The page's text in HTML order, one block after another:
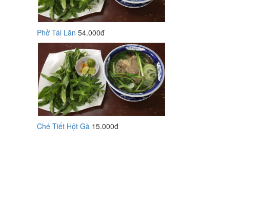
Phở Tái Lăn 54.000đ
Ché Tiết Hột Gà 15.000đ